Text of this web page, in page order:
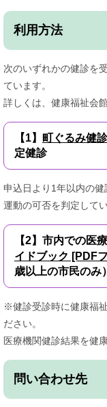
利用方法
次のいずれかの健診を
ています。
詳しくは、健康福祉会
【1】 町ぐるみ健診
定健診
申込日より1年以内の健
運動の可否を判定して
【2】市内での医
イドブック [PDF
歳以上の市民のみ）
※健診受診時に健康福
ださい。
医療機関健診結果を健
問い合わせ先